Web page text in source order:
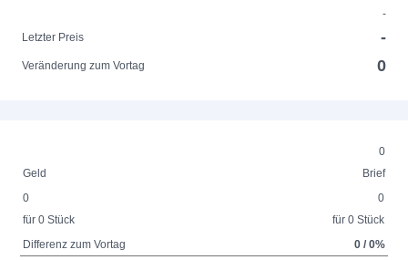
-
Letzter Preis
-
Veränderung zum Vortag 0
0
Geld
Brief
0
für 0 Stück
0
für 0 Stück
Differenz zum Vortag
0 / 0%